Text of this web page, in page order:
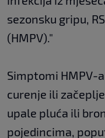
sezonsku gripu,
(HMPV)."
Simptomi HMPV-
curenje ili
upale pluća ili
pojedincima,